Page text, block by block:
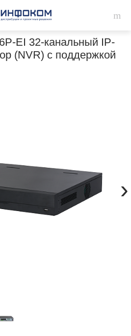
EI 32-канальный IP-
(NVR) с поддержкой
›